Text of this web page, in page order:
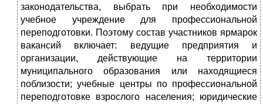
законодательства, выбрать при необходимости
учебное учреждение для профессиональной
переподготовки. Поэтому состав участников ярмарок
вакансий включает: ведущие предприятия и
организации, действующие на территории
муниципального образования или находящиеся
поблизости; учебные центры по профессиональной
переподготовке взрослого населения; юридические